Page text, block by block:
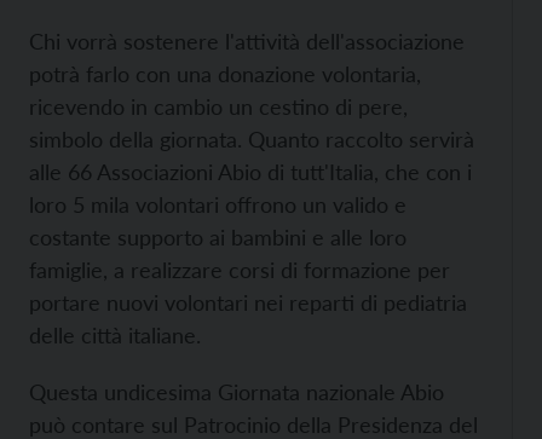
Chi vorrà sostenere l'attività dell'associazione
potrà farlo con una donazione volontaria,
ricevendo in cambio un cestino di pere,
simbolo della giornata. Quanto raccolto servirà
alle 66 Associazioni Abio di tutt'Italia, che con i
loro 5 mila volontari offrono un valido e
costante supporto ai bambini e alle loro
famiglie, a realizzare corsi di formazione per
portare nuovi volontari nei reparti di pediatria
delle città italiane.
Questa undicesima Giornata nazionale Abio
può contare sul Patrocinio della Presidenza del